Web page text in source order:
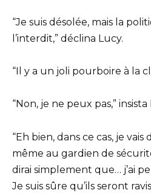
“Je suis désolée, mais la
l’interdit,” déclina Lucy.
“Il y a un joli pourboire à la
“Non, je ne peux pas,” insista
“Eh bien, dans ce cas, je
même au gardien de
dirai simplement que… j’ai
Je suis sûre qu’ils seront